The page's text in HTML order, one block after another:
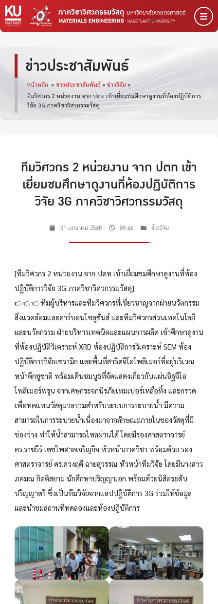
ข่าวประชาสัมพันธ์
หน้าหลัก » ข่าวประชาสัมพันธ์ » ข่าววิจัย »
ทีมวิศวกร 2 หน่วยงาน จาก ปตท เข้าเยี่ยมชมศึกษาดูงานที่ห้องปฏิบัติการ
วิจัย 3G ภาควิชาวิศวกรรมวัสดุ
ทีมวิศวกร 2 หน่วยงาน จาก ปตท เข้า
เยี่ยมชมศึกษาดูงานที่ห้องปฏิบัติการ
วิจัย 3G ภาควิชาวิศวกรรมวัสดุ
31 มกราคม 2568 09:46 ข่าววิจัย
[ทีมวิศวกร 2 หน่วยงาน จาก ปตท เข้าเยี่ยมชมศึกษาดูงานที่ห้อง
ปฏิบัติการวิจัย 3G ภาควิชาวิศวกรรมวัสดุ]
👉👉👉ทีมผู้บริหารและทีมวิศวกรที่เชี่ยวชาญจากฝ่ายนวัตกรรม
สิ่งแวดล้อมและคาร์บอนโซลูชั่นส์ และทีมวิศวกรส่วนเทคโนโลยี
และนวัตกรรม ฝ่ายบริหารเทคนิคและแผนการผลิต เข้าศึกษาดูงาน
ที่ห้องปฏิบัติวิเคราะห์ XRD ห้องปฏิบัติการวิเคราะห์ SEM ห้อง
ปฏิบัติการวิจัยเซรามิก และพื้นที่สาธิตจีโอโพลิเมอร์ที่อยู่บริเวณ
หน้าตึกชูชาติ พร้อมเดินชมบูธที่จัดแสดงเกี่ยวกับแผ่นอิฐจีโอ
โพลิเมอร์พรุน จากเศษกระจกนิรภัยเทมเปอร์เหลือทิ้ง และกรวด
เพื่อทดแทนวัสดุมวลรวมสำหรับระบบการระบายน้ำ มีความ
สามารถในการระบายน้ำเนื่องมาจากลักษณะภายในของวัสดุที่มี
ช่องว่าง ทำให้น้ำสามารถไหลผ่านได้ โดยมีรองศาสตราจารย์
ดร.ราชธีร์ เตชไพศาลเจริญกิจ หัวหน้าภาควิชา พร้อมด้วย รอง
ศาสตราจารย์ ดร.ดวงฤดี ฉายสุวรรณ หัวหน้าทีมวิจัย โดยมีนางสาว
ภคมณ กิตติสยาม นักศึกษาปริญญาเอก พร้อมด้วยนิสิตระดับ
ปริญญาตรี ซึ่งเป็นทีมวิจัยจากแลปปฏิบัติการ 3G ร่วมให้ข้อมูล
และนำชมสถานที่ทดลองและห้องปฏิบัติการ